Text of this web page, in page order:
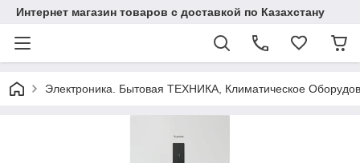
Интернет магазин товаров с доставкой по Казахстану
Электроника. Бытовая ТЕХНИКА, Климатическое